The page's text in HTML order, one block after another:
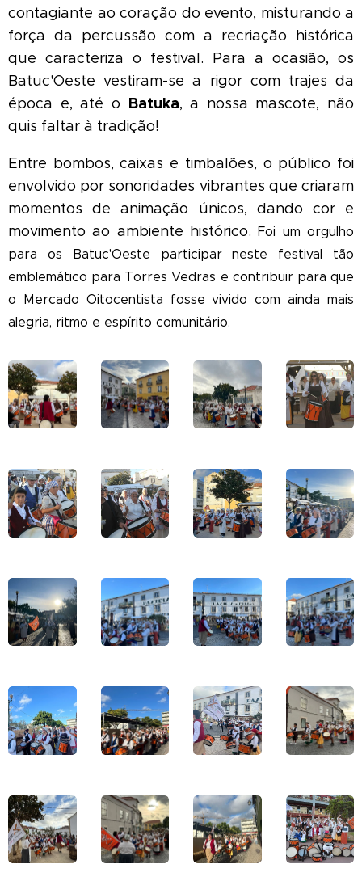
contagiante ao coração do evento, misturando a
força da percussão com a recriação histórica
que caracteriza o festival. Para a ocasião, os
Batuc'Oeste vestiram-se a rigor com trajes da
época e, até o Batuka, a nossa mascote, não
quis faltar à tradição!
Entre bombos, caixas e timbalões, o público foi
envolvido por sonoridades vibrantes que criaram
momentos de animação únicos, dando cor e
movimento ao ambiente histórico.Foi um orgulho
para os Batuc'Oeste participar neste festival tão
emblemático para Torres Vedras e contribuir para que
o Mercado Oitocentista fosse vivido com ainda mais
alegria, ritmo e espírito comunitário.